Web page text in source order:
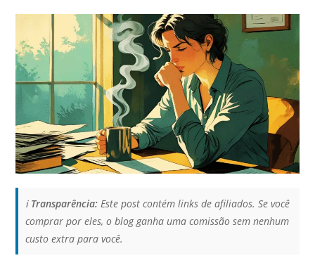
ℹ️ Transparência: Este post contém links de afiliados. Se você
comprar por eles, o blog ganha uma comissão sem nenhum
custo extra para você.